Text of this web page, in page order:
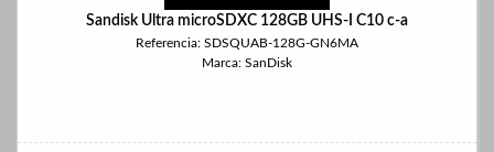
Sandisk Ultra microSDXC 128GB UHS-I C10 c-a
Referencia: SDSQUAB-128G-GN6MA
Marca: SanDisk